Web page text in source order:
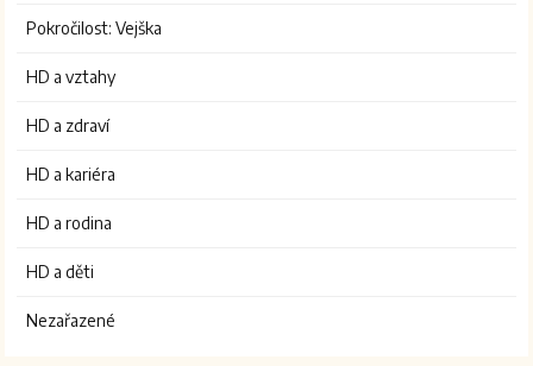
Pokročilost: Vejška
HD a vztahy
HD a zdraví
HD a kariéra
HD a rodina
HD a děti
Nezařazené